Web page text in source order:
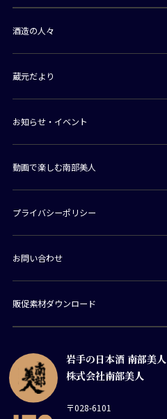
岩手の日本酒 南部美人
株式会社南部美人
〒028-6101
酒造の人々
蔵元だより
お知らせ・イベント
動画で楽しむ南部美人
プライバシーポリシー
お問い合わせ
販促素材ダウンロード